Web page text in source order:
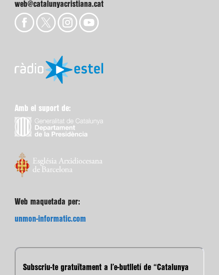
web@catalunyacristiana.cat
Amb el suport de:
Web maquetada per:
unmon-informatic.com
Subscriu-te gratuïtament a l’e-butlletí de “Catalunya